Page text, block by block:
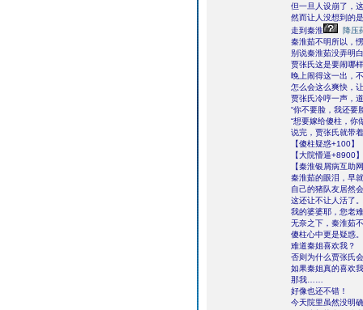
但一旦人设崩了，
然而让人没想到的
走到秦淮
降压
秦淮茹不明所以，
别说秦淮茹没弄明
贾张氏这是要闹哪
晚上闹得这一出，
怎么会这么爽快，
贾张氏冷哼一声，
“你不要脸，我还要
“想要嫁给傻柱，你
说完，贾张氏就带
【傻柱疑惑+100】
【大院懵逼+8900】
【秦淮银屑病互助
秦淮茹的眼泪，早
自己的猪队友居然
这还让不让人活了。
我的婆婆耶，您老
无奈之下，秦淮茹
傻柱心中更是疑惑。
难道秦姐喜欢我？
否则为什么贾张氏
如果秦姐真的喜欢
那我……
好像也还不错！
今天院里虽然没明